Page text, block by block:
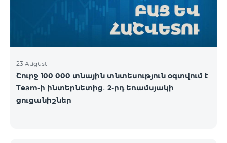
ալիքների պաշտոնական էջերում: Մանրամասն
https://www.telecomarmenia.am/hy/B2S
23 August
Շուրջ 100 000 տնային տնտեսություն օգտվում է
Team-ի ինտերնետից․ 2-րդ եռամսյակի
ցուցանիշներ